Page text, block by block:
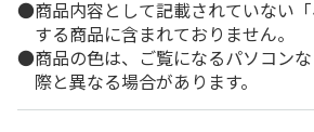
商品内容として記載されていない
する商品に含まれておりません。
商品の色は、ご覧になるパソコン
際と異なる場合があります。